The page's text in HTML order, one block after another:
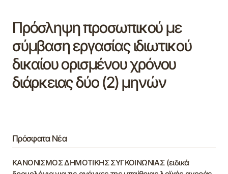
Πρόσληψη προσωπικού με
σύμβαση εργασίας ιδιωτικού
δικαίου ορισμένου χρόνου
διάρκειας δύο (2) μηνών
Πρόσφατα Νέα
ΚΑΝΟΝΙΣΜΟΣ ΔΗΜΟΤΙΚΗΣ ΣΥΓΚΟΙΝΩΝΙΑΣ (ειδικά